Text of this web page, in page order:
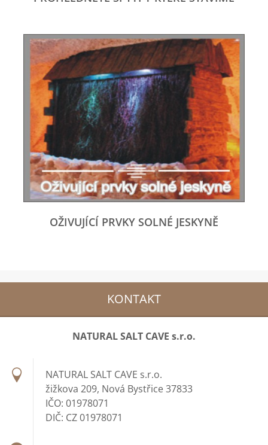
OŽIVUJÍCÍ PRVKY SOLNÉ JESKYNĚ
KONTAKT
NATURAL SALT CAVE s.r.o.
NATURAL SALT CAVE s.r.o.
žižkova 209, Nová Bystřice 37833
IČO: 01978071
DIČ: CZ 01978071